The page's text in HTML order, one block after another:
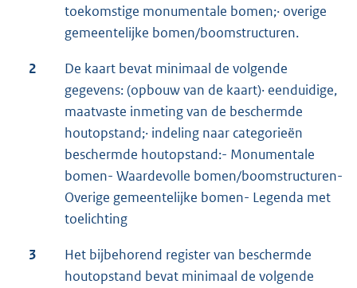
toekomstige monumentale bomen;· overige
gemeentelijke bomen/boomstructuren.
2
De kaart bevat minimaal de volgende
gegevens: (opbouw van de kaart)· eenduidige,
maatvaste inmeting van de beschermde
houtopstand;· indeling naar categorieën
beschermde houtopstand:- Monumentale
bomen- Waardevolle bomen/boomstructuren-
Overige gemeentelijke bomen- Legenda met
toelichting
3
Het bijbehorend register van beschermde
houtopstand bevat minimaal de volgende